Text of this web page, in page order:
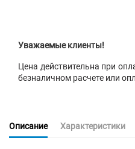
Уважаемые клиенты!
Цена действительна при
безналичном расчете или
Описание Характеристики